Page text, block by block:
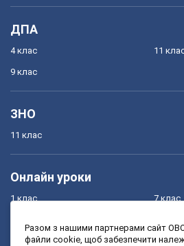
ДПА
4 клас
9 клас
11
ЗНО
11 клас
Онлайн уроки
1 клас
3 клас
7 клас
9 клас
Разом з нашими партнерами сайт
файли cookie, щоб забезпечити